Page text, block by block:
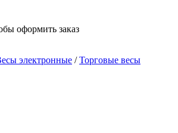
оформить заказ
электронные /Торговые весы